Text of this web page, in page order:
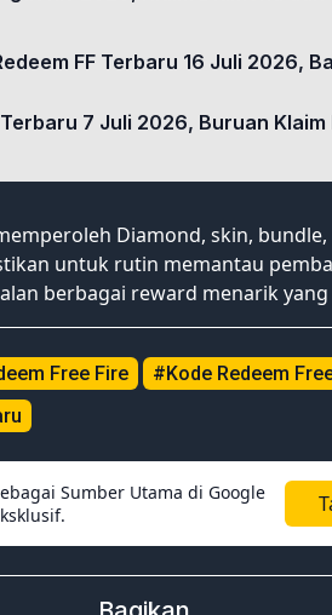
FF Terbaru 16 Juli 2026,
7 Juli 2026, Buruan
Diamond, skin,
untuk rutin memantau
berbagai reward menarik
Free Fire
#Kode Redeem
Sumber Utama di Google